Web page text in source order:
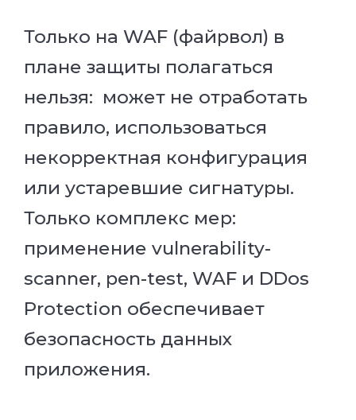
Только на WAF (файрвол) в
плане защиты полагаться
нельзя: может не отработать
правило, использоваться
некорректная конфигурация
или устаревшие сигнатуры.
Только комплекс мер:
применение vulnerability-
scanner, pen-test, WAF и DDos
Protection обеспечивает
безопасность данных
приложения.